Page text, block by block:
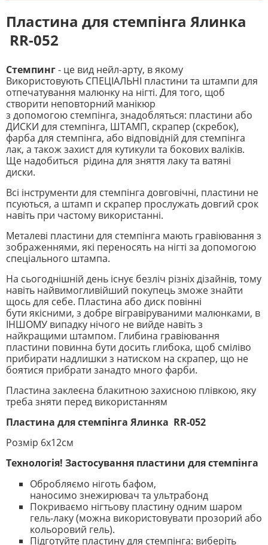
Пластина для стемпінга Ялинка
RR-052
Стемпинг- це вид нейл-арту, в якому
Використовують СПЕЦІАЛЬНІ пластини та штампи для
отпечатування малюнку на нігті. Для того, щоб
створити неповторний манікюр
з допомогою стемпінга, знадобляться: пластини або
ДИСКИ для стемпінга, ШТАМП, скрапер (скребок),
фарба для стемпінга, або відповідній для стемпінга
лак, а також захист для кутикули та бокових валіків.
Ще надобиться рідина для зняття лаку та ватяні
диски.
Всі інструменти для стемпінга довговічні, пластини не
псуються, а штамп и скрапер прослужать довгий срок
навіть при частому використанні.
Металеві пластини для стемпінга мають гравіювання з
зображеннями, які переносять на нігті за допомогою
спеціального штампа.
На сьогоднішній день існує безліч різніх дізайнів, тому
навіть найвимогливійший покупець зможе знайти
щось для себе. Пластина або диск повінні
бути якісними, з добре вігравіруваними малюнками, в
ІНШОМУ випадку нічого не вийде навіть з
найкращими штампом. Глибина гравіювання
пластини повинна бути досить глибока, щоб сміліво
прибирати надлишки з натиском на скрапер, що не
боятися прибрати занадто много фарби.
Пластина заклеєна блакитною захисною плівкою, яку
треба зняти перед використанням
Пластина для стемпінга Ялинка RR-052
Розмір 6х12см
Технологія! Застосування пластини для стемпінга
Обробляємо ніготь бафом,
наносимо знежирювач та ультрабонд
Покриваємо нігтьову пластину одним шаром
гель-лаку (можна використовувати прозорий або
кольоровий гель).
Підготуйте пластину для стемпінга: виберіть